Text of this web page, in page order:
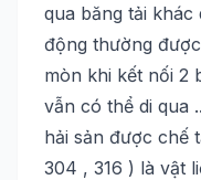
qua băng tải
động thường
mòn khi kết nối 2
vẫn có thể di qua
hải sản được chế
304 , 316 ) là vật